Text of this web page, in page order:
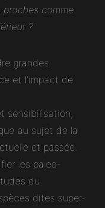
comme
?
grandes
et l’impact de
sensibilisation,
au sujet de la
et passée.
les paleo-
du
dites super-